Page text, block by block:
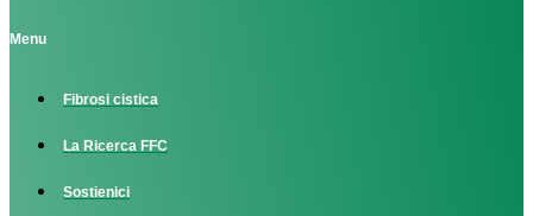
Menu
Fibrosi cistica
La Ricerca FFC
Sostienici